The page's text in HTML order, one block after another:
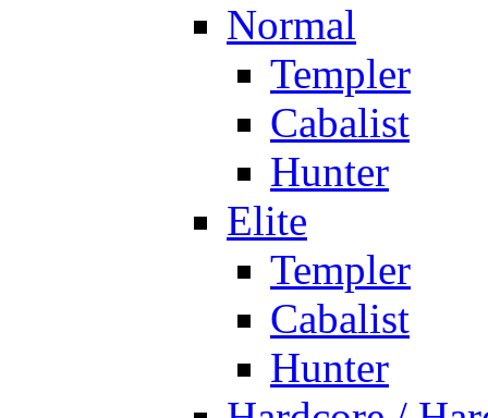
Normal
Templer
Cabalist
Hunter
Elite
Templer
Cabalist
Hunter